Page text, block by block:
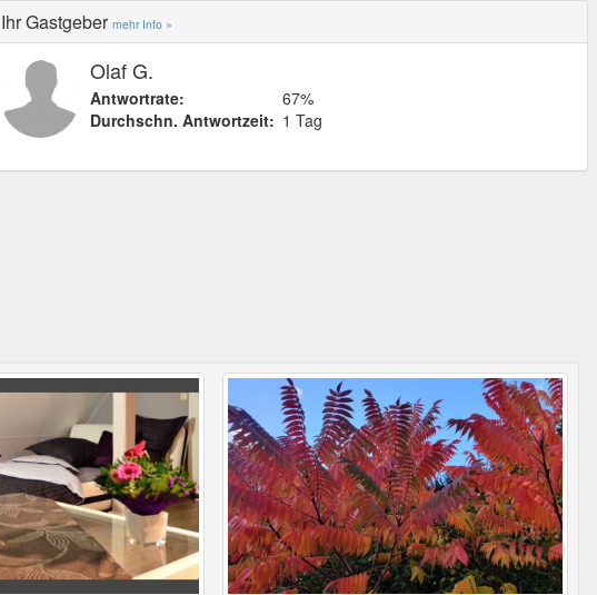
Ihr Gastgeber mehr Info »
Olaf G.
Antwortrate:
67%
Durchschn. Antwortzeit: 1 Tag